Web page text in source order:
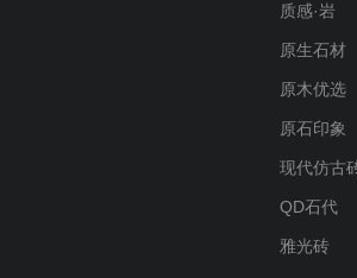
质感·岩
原生石材
原木优选
原石印象
现代仿古
QD石代
雅光砖